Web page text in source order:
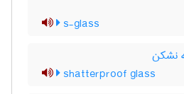
s-glass
نشکن
shatterproof glass